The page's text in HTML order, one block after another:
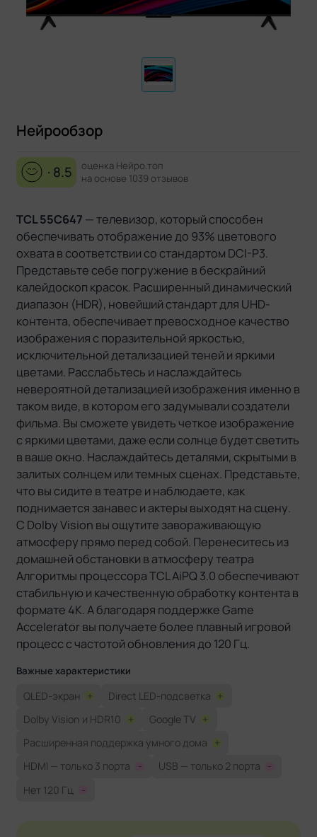
Нейрообзор
· 8.5
оценка Нейро.топ
на основе 1039 отзывов
TCL 55C647 — телевизор, который способен
обеспечивать отображение до 93% цветового
охвата в соответствии со стандартом DCI-P3.
Представьте себе погружение в бескрайний
калейдоскоп красок. Расширенный динамический
диапазон (HDR), новейший стандарт для UHD-
контента, обеспечивает превосходное качество
изображения с поразительной яркостью,
исключительной детализацией теней и яркими
цветами. Расслабьтесь и наслаждайтесь
невероятной детализацией изображения именно в
таком виде, в котором его задумывали создатели
фильма. Вы сможете увидеть четкое изображение
с яркими цветами, даже если солнце будет светить
в ваше окно. Наслаждайтесь деталями, скрытыми в
залитых солнцем или темных сценах. Представьте,
что вы сидите в театре и наблюдаете, как
поднимается занавес и актеры выходят на сцену.
С Dolby Vision вы ощутите завораживающую
атмосферу прямо перед собой. Перенеситесь из
домашней обстановки в атмосферу театра
Алгоритмы процессора TCL AiPQ 3.0 обеспечивают
стабильную и качественную обработку контента в
формате 4K. А благодаря поддержке Game
Accelerator вы получаете более плавный игровой
процесс с частотой обновления до 120 Гц.
Важные характеристики
QLED-экран + Direct LED-подсветка +
Dolby Vision и HDR10 + Google TV +
Расширенная поддержка умного дома +
HDMI — только 3 порта
- USB — только 2 порта
-
Нет 120 Гц
-